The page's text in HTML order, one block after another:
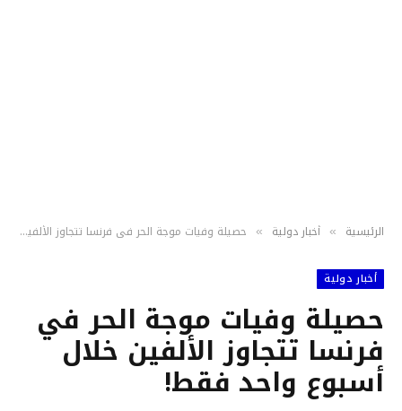
الرئيسية » أخبار دولية » حصيلة وفيات موجة الحر في فرنسا تتجاوز الألفين خلال أسبوع واحد فقط!
أخبار دولية
حصيلة وفيات موجة الحر في
فرنسا تتجاوز الألفين خلال
أسبوع واحد فقط!